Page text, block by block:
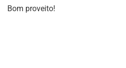
Bom proveito!